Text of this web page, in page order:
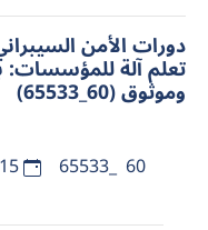
دورات الأمن
تعلم آلة للمؤسسات:
وموثوق (60_65533)
60_65533 15 - 19 يونيو 2027